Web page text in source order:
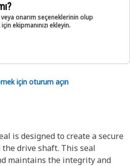
onarım seçeneklerinin olup
ekipmanınızı ekleyin.
için oturum açın
is designed to create a secure
drive shaft. This seal
maintains the integrity and